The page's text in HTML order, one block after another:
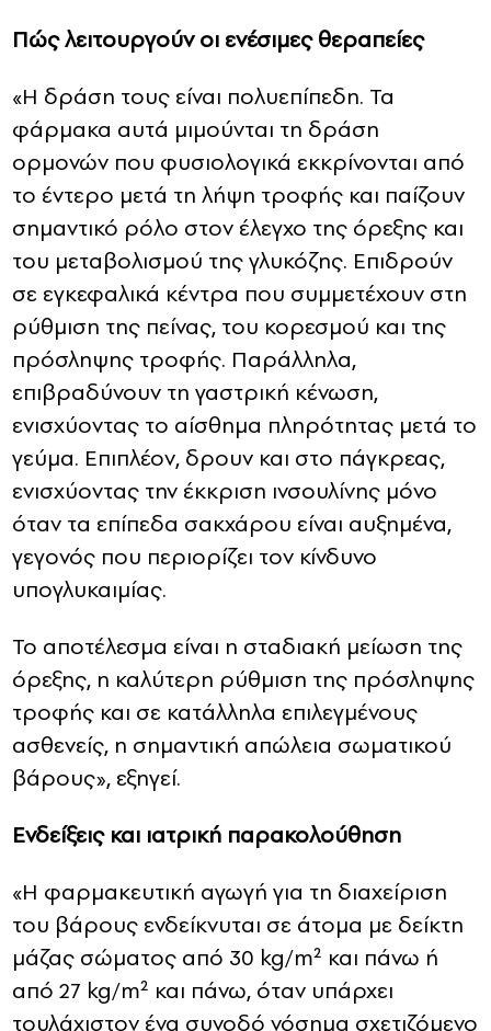
Πώς λειτουργούν οι ενέσιμες θεραπείες
«Η δράση τους είναι πολυεπίπεδη. Τα
φάρμακα αυτά μιμούνται τη δράση
ορμονών που φυσιολογικά εκκρίνονται από
το έντερο μετά τη λήψη τροφής και παίζουν
σημαντικό ρόλο στον έλεγχο της όρεξης και
του μεταβολισμού της γλυκόζης. Επιδρούν
σε εγκεφαλικά κέντρα που συμμετέχουν στη
ρύθμιση της πείνας, του κορεσμού και της
πρόσληψης τροφής. Παράλληλα,
επιβραδύνουν τη γαστρική κένωση,
ενισχύοντας το αίσθημα πληρότητας μετά το
γεύμα. Επιπλέον, δρουν και στο πάγκρεας,
ενισχύοντας την έκκριση ινσουλίνης μόνο
όταν τα επίπεδα σακχάρου είναι αυξημένα,
γεγονός που περιορίζει τον κίνδυνο
υπογλυκαιμίας.
Το αποτέλεσμα είναι η σταδιακή μείωση της
όρεξης, η καλύτερη ρύθμιση της πρόσληψης
τροφής και σε κατάλληλα επιλεγμένους
ασθενείς, η σημαντική απώλεια σωματικού
βάρους», εξηγεί.
Ενδείξεις και ιατρική παρακολούθηση
«Η φαρμακευτική αγωγή για τη διαχείριση
του βάρους ενδείκνυται σε άτομα με δείκτη
μάζας σώματος από 30 kg/m² και πάνω ή
από 27 kg/m² και πάνω, όταν υπάρχει
τουλάχιστον ένα συνοδό νόσημα σχετιζόμενο